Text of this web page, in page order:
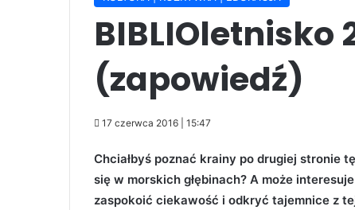
BIBLIOletnisko
(zapowiedź)
17 czerwca 2016 | 15:47
Chciałbyś poznać krainy po drugiej stronie
się w morskich głębinach? A może
zaspokoić ciekawość i odkryć tajemnice z